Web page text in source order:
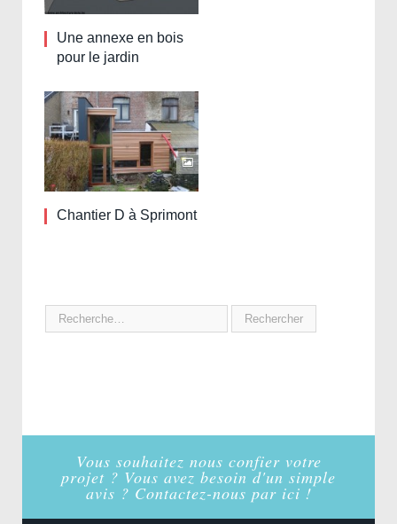
Une annexe en bois
pour le jardin
Chantier D à Sprimont
Vous souhaitez nous confier votre
projet ? Vous avez besoin d'un simple
avis ? Contactez-nous par ici !